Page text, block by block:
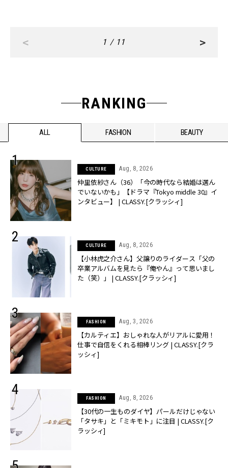
< 1 / 11 >
RANKING
ALL FASHION BEAUTY
CULTURE Aug, 8, 2026
仲里依紗さん（36）「今の時代なら結婚は選ん
でいないかも」【ドラマ『Tokyo middle 30』イ
ンタビュー】 | CLASSY.[クラッシィ]
CULTURE Aug, 8, 2026
【小林虎之介さん】父譲りのライダース「父の
卒業アルバムを見たら『俺やん』って思いまし
た（笑）」 | CLASSY.[クラッシィ]
FASHION Aug, 3, 2026
【カルティエ】おしゃれな人がリアルに愛用！
仕事で自信をくれる相棒リング | CLASSY.[クラ
ッシィ]
FASHION Aug, 8, 2026
【30代の一生ものダイヤ】パールだけじゃない
「タサキ」と「ミキモト」に注目 | CLASSY.[ク
ラッシィ]